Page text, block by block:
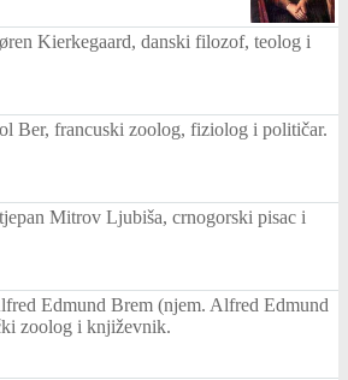
Kierkegaard, danski filozof, teolog i
Ber, francuski zoolog, fiziolog i političar.
Mitrov Ljubiša, crnogorski pisac i
Edmund Brem (njem. Alfred Edmund
zoolog i književnik.